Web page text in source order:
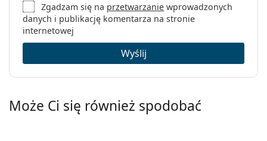
Zgadzam się na przetwarzanie wprowadzonych
danych i publikację komentarza na stronie
internetowej
Wyślij
Może Ci się również spodobać